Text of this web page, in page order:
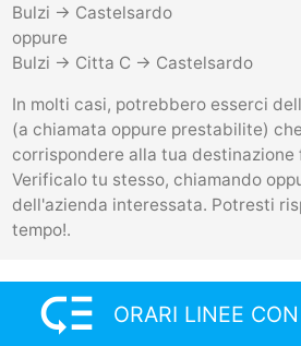
Bulzi -> Castelsardo
oppure
Bulzi -> Citta C -> Castelsardo
In molti casi, potrebbero esserci
(a chiamata oppure prestabilite)
corrispondere alla tua destinazione
Verificalo tu stesso, chiamando
dell'azienda interessata. Potresti
tempo!.
low_priority ORARI LINEE